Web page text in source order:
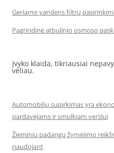
Geriamo vandens filtrų
Pagrindinė atbulinio osmoso
Įvyko klaida, tikriausiai
vėliau.
Automobilių supirkimas yra
pardavėjams ir smulkiam verslui
Žieminių padangų žymėjimo
naudojant